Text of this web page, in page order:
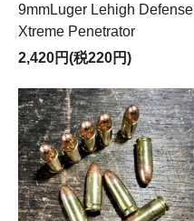
9mmLuger Lehigh Defense
Xtreme Penetrator
2,420円(税220円)